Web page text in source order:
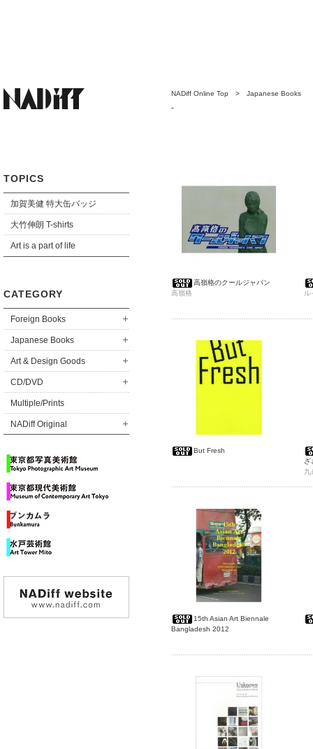
TOPICS
加賀美健 特大缶バッジ
大竹伸朗 T-shirts
Art is a part of life
CATEGORY
Foreign Books
Japanese Books
Art & Design Goods
CD/DVD
Multiple/Prints
NADiff Original
NADiff Online Top > Japanese Books
-
高嶺格のクールジャパン
高嶺格
But Fresh
ざ
ク
九
15th Asian Art Biennale
Bangladesh 2012